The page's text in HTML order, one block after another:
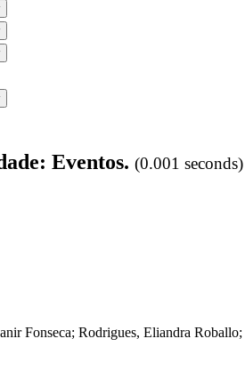
Eventos. (0.001 seconds)
Fonseca; Rodrigues, Eliandra Roballo;